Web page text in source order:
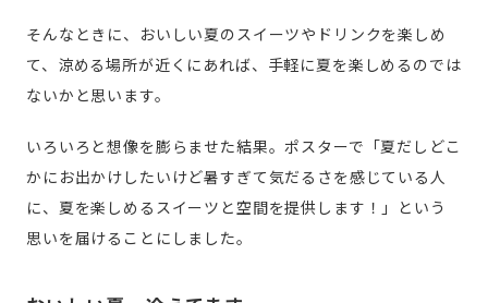
そんなときに、おいしい夏のスイーツやドリンクを楽しめ
て、涼める場所が近くにあれば、手軽に夏を楽しめるのでは
ないかと思います。
いろいろと想像を膨らませた結果。ポスターで「夏だしどこ
かにお出かけしたいけど暑すぎて気だるさを感じている人
に、夏を楽しめるスイーツと空間を提供します！」という
思いを届けることにしました。